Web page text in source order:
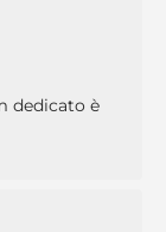
dedicato è